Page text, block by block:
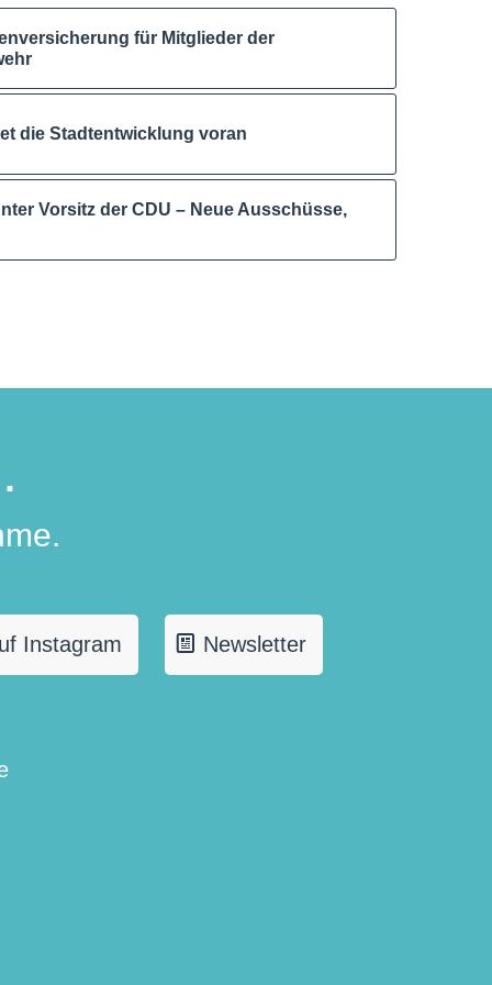
für Mitglieder der
die Stadtentwicklung voran
Vorsitz der CDU – Neue Ausschüsse,
Instagram Newsletter